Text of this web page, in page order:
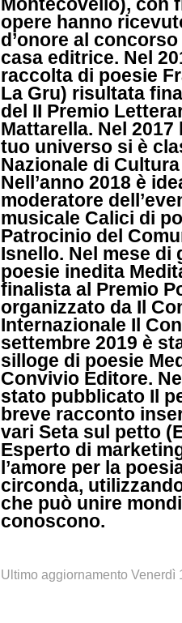
opere hanno
d’onore al
casa editrice. Nel
raccolta di poesie
La Gru) risultata
del II Premio
Mattarella. Nel
tuo universo si è
Nazionale di
Nell’anno 2018 è
moderatore
musicale Calici di
Patrocinio del
Isnello. Nel mese di
poesie inedita
finalista al Premio
organizzato da Il
Internazionale Il
settembre 2019 è
silloge di poesie
Convivio Editore.
stato pubblicato Il
breve racconto
vari Seta sul petto
Esperto di
l’amore per la
circonda,
che può unire
conoscono.
Ultimo aggiornamento Venerdì